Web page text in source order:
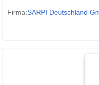
Firma:SARPI Deutschland